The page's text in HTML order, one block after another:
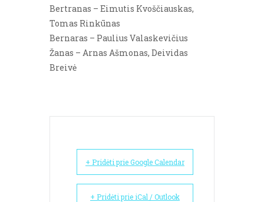
Bertranas – Eimutis Kvoščiauskas,
Tomas Rinkūnas
Bernaras – Paulius Valaskevičius
Žanas – Arnas Ašmonas, Deividas
Breivė
+ Pridėti prie Google Calendar
+ Pridėti prie iCal / Outlook